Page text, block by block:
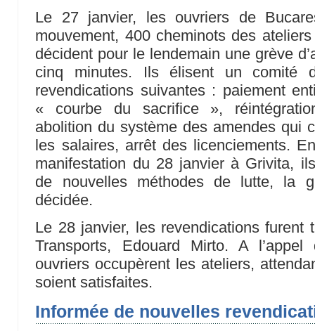
Le 27 janvier, les ouvriers de
mouvement, 400 cheminots des
décident pour le lendemain une grève
cinq minutes. Ils élisent un comité
revendications suivantes : paiement
« courbe du sacrifice »,
abolition du système des amendes qui
les salaires, arrêt des licenciements.
manifestation du 28 janvier à Grivita,
de nouvelles méthodes de lutte, la
décidée.
Le 28 janvier, les revendications furent
Transports, Edouard Mirto. A
ouvriers occupèrent les ateliers,
soient satisfaites.
Informée de nouvelles